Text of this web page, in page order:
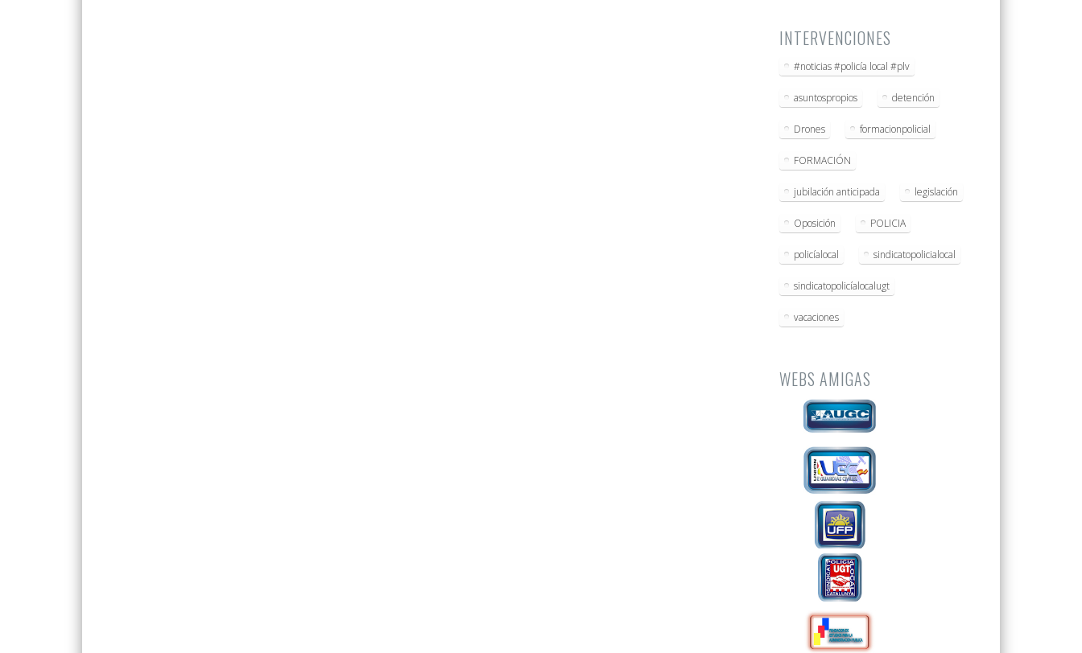
INTERVENCIONES
#noticias #policía local #plv
asuntospropios detención
Drones formacionpolicial
FORMACIÓN
jubilación anticipada legislación
Oposición POLICIA
policíalocal sindicatopolicialocal
sindicatopolicíalocalugt
vacaciones
WEBS AMIGAS